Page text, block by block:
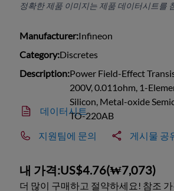
정확한 제품 이미지는 제품 데이터시트를
Manufacturer:Infineon
Category:Discretes
Description:Power Field-Effect
200V, 0.011ohm, 1-
Silicon, Metal-oxide
TO-220AB
데이터시트
지원팀에 문의 게시물 공
내 가격:US$4.76(₩7,073)
더 많이 구매하고 절약하세요! 참조